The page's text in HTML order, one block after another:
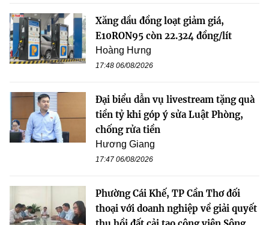
Xăng dầu đồng loạt giảm giá,
E10RON95 còn 22.324 đồng/lít
Hoàng Hưng
17:48 06/08/2026
Đại biểu dẫn vụ livestream tặng quà
tiền tỷ khi góp ý sửa Luật Phòng,
chống rửa tiền
Hương Giang
17:47 06/08/2026
Phường Cái Khế, TP Cần Thơ đối
thoại với doanh nghiệp về giải quyết